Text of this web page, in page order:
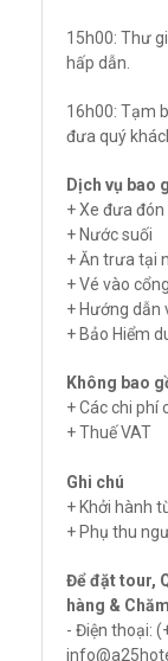
15h00: Thư
hấp dẫn.
16h00: Tạm
đưa quý
Dịch vụ bao
+ Xe đưa đón
+ Nước suối
+ Ăn trưa tại
+ Vé vào
+ Hướng dẫn
+ Bảo Hiểm
Không bao
+ Các chi phí
+ Thuế VAT
Ghi chú
+ Khởi hành
+ Phụ thu
Để đặt tour,
hàng &
- Điện thoại: